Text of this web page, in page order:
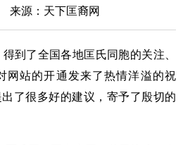
来源：天下匡裔网
到了全国各地匡氏同胞的关注、
网站的开通发来了热情洋溢的祝
了很多好的建议，寄予了殷切的